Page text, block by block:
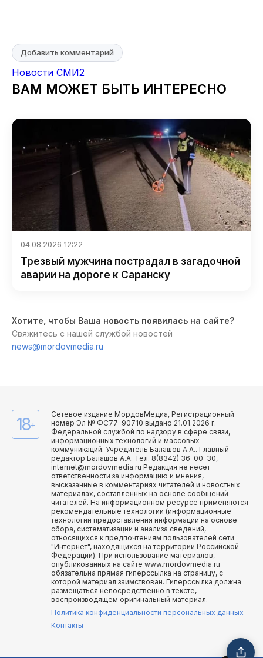
Добавить комментарий
Новости СМИ2
ВАМ МОЖЕТ БЫТЬ ИНТЕРЕСНО
04.08.2026 12:22
Трезвый мужчина пострадал в загадочной
аварии на дороге к Саранску
Хотите, чтобы Ваша новость появилась на сайте?
Свяжитесь с нашей службой новостей
news@mordovmedia.ru
18+
Сетевое издание МордовМедиа, Регистрационный
номер Эл № ФС77-90710 выдано 21.01.2026 г.
Федеральной службой по надзору в сфере связи,
информационных технологий и массовых
коммуникаций. Учредитель Балашов А.А.. Главный
редактор Балашов А.А. Тел. 8(8342) 36-00-30,
internet@mordovmedia.ru Редакция не несет
ответственности за информацию и мнения,
высказанные в комментариях читателей и новостных
материалах, составленных на основе сообщений
читателей. На информационном ресурсе применяются
рекомендательные технологии (информационные
технологии предоставления информации на основе
сбора, систематизации и анализа сведений,
относящихся к предпочтениям пользователей сети
"Интернет", находящихся на территории Российской
Федерации). При использование материалов,
опубликованных на сайте www.mordovmedia.ru
обязательна прямая гиперссылка на страницу, с
которой материал заимствован. Гиперссылка должна
размещаться непосредственно в тексте,
воспроизводящем оригинальный материал.
Политика конфиденциальности персональных данных
Контакты